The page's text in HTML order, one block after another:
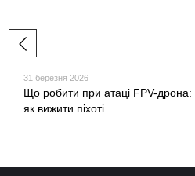
31 березня 2026
Що робити при атаці FPV-дрона:
як вижити піхоті